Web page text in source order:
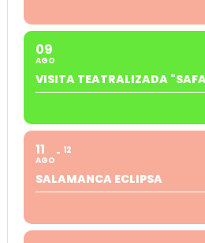
09
AGO
VISITA TEATRALIZADA
11
AGO
12
SALAMANCA ECLIPSA